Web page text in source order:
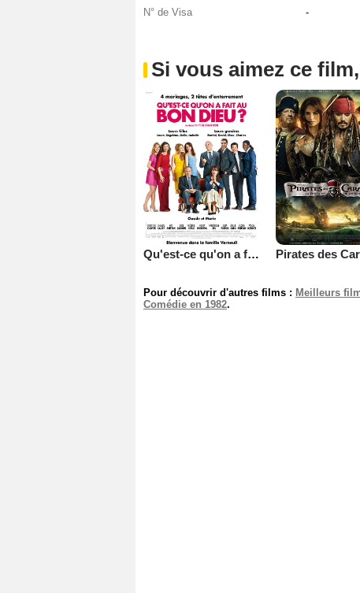
N° de Visa
-
Si vous aimez ce
Qu'est-ce qu'on a fait au Bon Dieu?
Pour découvrir d'autres films : Meilleurs
Comédie en 1982.